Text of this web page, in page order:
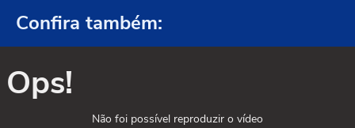
Confira também:
Ops!
Não foi possível reproduzir o vídeo